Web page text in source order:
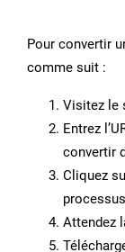
Pour convertir
comme suit :
Visitez le
Entrez
convertir
Cliquez
Attendez